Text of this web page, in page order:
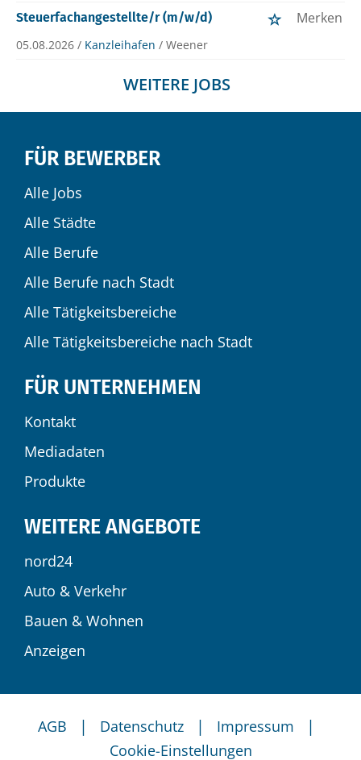
Steuerfachangestellte/r (m/w/d)
Merken
05.08.2026 / Kanzleihafen / Weener
WEITERE JOBS
FÜR BEWERBER
Alle Jobs
Alle Städte
Alle Berufe
Alle Berufe nach Stadt
Alle Tätigkeitsbereiche
Alle Tätigkeitsbereiche nach Stadt
FÜR UNTERNEHMEN
Kontakt
Mediadaten
Produkte
WEITERE ANGEBOTE
nord24
Auto & Verkehr
Bauen & Wohnen
Anzeigen
AGB | Datenschutz | Impressum |
Cookie-Einstellungen